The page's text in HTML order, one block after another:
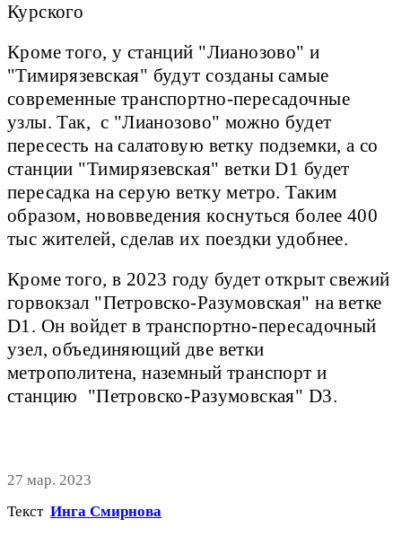
Курского
Кроме того, у станций "Лианозово" и
"Тимирязевская" будут созданы самые
современные транспортно-пересадочные
узлы. Так, с "Лианозово" можно будет
пересесть на салатовую ветку подземки, а со
станции "Тимирязевская" ветки D1 будет
пересадка на серую ветку метро. Таким
образом, нововведения коснуться более 400
тыс жителей, сделав их поездки удобнее.
Кроме того, в 2023 году будет открыт свежий
горвокзал "Петровско-Разумовская" на ветке
D1. Он войдет в транспортно-пересадочный
узел, объединяющий две ветки
метрополитена, наземный транспорт и
станцию "Петровско-Разумовская" D3.
27 мар. 2023
Текст Инга Смирнова